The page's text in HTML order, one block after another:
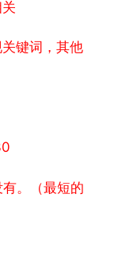
键词，其他
。（最短的